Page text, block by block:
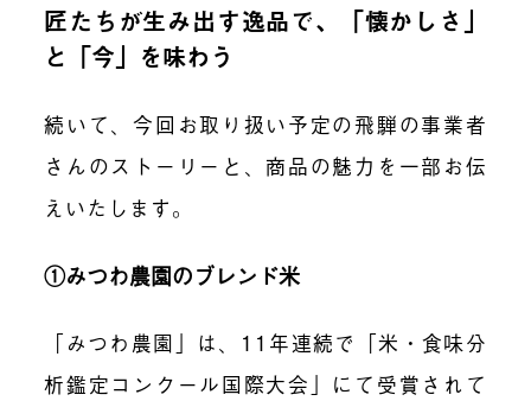
匠たちが生み出す逸品で、「懐かしさ」
と「今」を味わう
続いて、今回お取り扱い予定の飛騨の事業者
さんのストーリーと、商品の魅力を一部お伝
えいたします。
①みつわ農園のブレンド米
「みつわ農園」は、11年連続で「米・食味分
析鑑定コンクール国際大会」にて受賞されて